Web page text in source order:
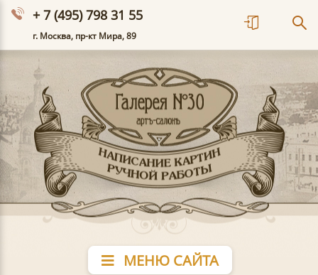
+ 7 (495) 798 31 55
г. Москва, пр-кт Мира, 89
МЕНЮ САЙТА